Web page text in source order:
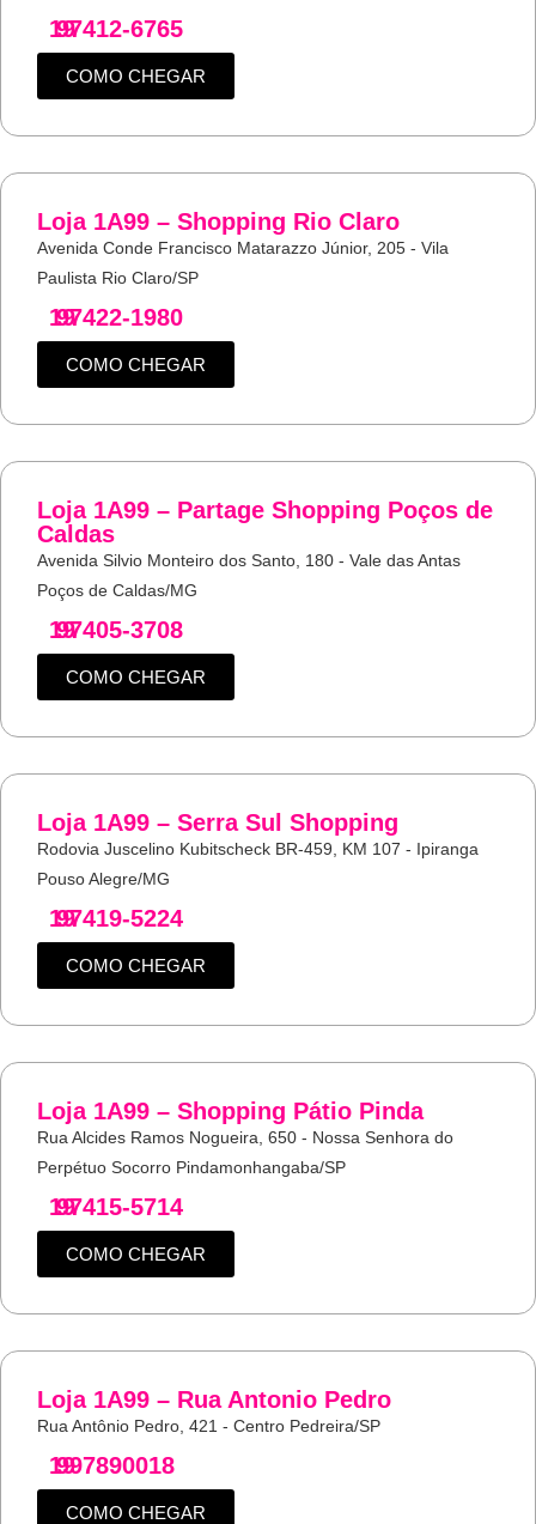
19
97412-6765
COMO CHEGAR
Loja 1A99 – Shopping Rio Claro
Avenida Conde Francisco Matarazzo Júnior, 205 - Vila
Paulista Rio Claro/SP
19
97422-1980
COMO CHEGAR
Loja 1A99 – Partage Shopping Poços de
Caldas
Avenida Silvio Monteiro dos Santo, 180 - Vale das Antas
Poços de Caldas/MG
19
97405-3708
COMO CHEGAR
Loja 1A99 – Serra Sul Shopping
Rodovia Juscelino Kubitscheck BR-459, KM 107 - Ipiranga
Pouso Alegre/MG
19
97419-5224
COMO CHEGAR
Loja 1A99 – Shopping Pátio Pinda
Rua Alcides Ramos Nogueira, 650 - Nossa Senhora do
Perpétuo Socorro Pindamonhangaba/SP
19
97415-5714
COMO CHEGAR
Loja 1A99 – Rua Antonio Pedro
Rua Antônio Pedro, 421 - Centro Pedreira/SP
19
997890018
COMO CHEGAR